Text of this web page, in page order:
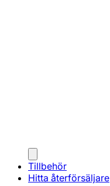
Tillbehör
Hitta återförsäljare